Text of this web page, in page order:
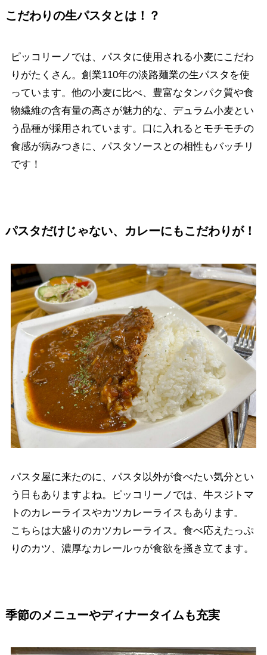
こだわりの生パスタとは！？
ピッコリーノでは、パスタに使用される小麦にこだわ
りがたくさん。創業110年の淡路麺業の生パスタを使
っています。他の小麦に比べ、豊富なタンパク質や食
物繊維の含有量の高さが魅力的な、デュラム小麦とい
う品種が採用されています。口に入れるとモチモチの
食感が病みつきに、パスタソースとの相性もバッチリ
です！
パスタだけじゃない、カレーにもこだわりが！
パスタ屋に来たのに、パスタ以外が食べたい気分とい
う日もありますよね。ピッコリーノでは、牛スジトマ
トのカレーライスやカツカレーライスもあります。
こちらは大盛りのカツカレーライス。食べ応えたっぷ
りのカツ、濃厚なカレールゥが食欲を掻き立てます。
季節のメニューやディナータイムも充実